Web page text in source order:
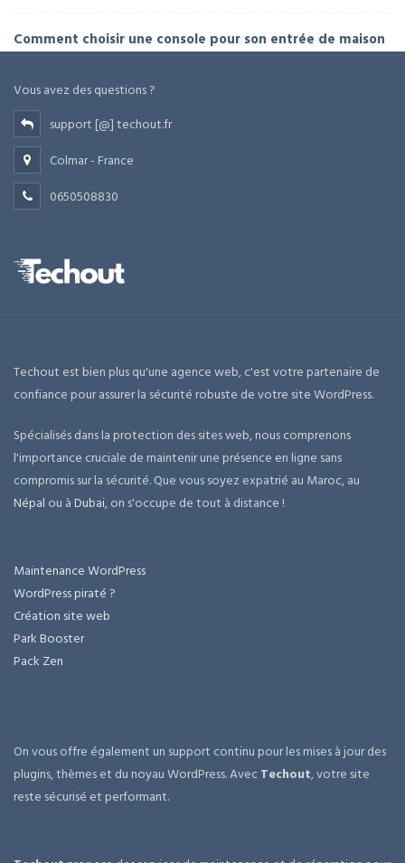
Comment choisir une console pour son entrée de maison
Vous avez des questions ?
support [@] techout.fr
Colmar - France
0650508830
Techout est bien plus qu'une agence web, c'est votre partenaire de
confiance pour assurer la sécurité robuste de votre site WordPress.
Spécialisés dans la protection des sites web, nous comprenons
l'importance cruciale de maintenir une présence en ligne sans
compromis sur la sécurité. Que vous soyez expatrié au Maroc, au
Népal ou àDubai, on s'occupe de tout à distance !
Maintenance WordPress
WordPress piraté ?
Création site web
Park Booster
Pack Zen
On vous offre également un support continu pour les mises à jour des
plugins, thèmes et du noyau WordPress. AvecTechout, votre site
reste sécurisé et performant.